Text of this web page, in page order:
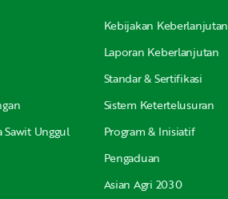
Unggul
Kebijakan Keberlanjutan
Laporan Keberlanjutan
Standar & Sertifikasi
Sistem Ketertelusuran
Program & Inisiatif
Pengaduan
Asian Agri 2030